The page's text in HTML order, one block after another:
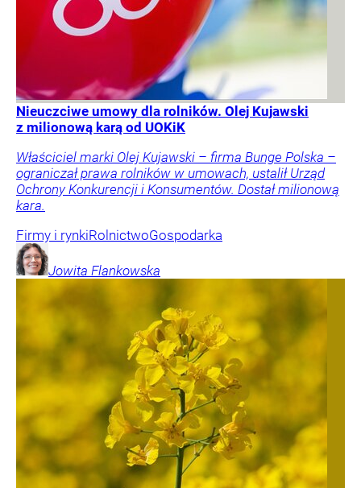
Nieuczciwe umowy dla rolników. Olej Kujawski
z milionową karą od UOKiK
Właściciel marki Olej Kujawski – firma Bunge Polska –
ograniczał prawa rolników w umowach, ustalił Urząd
Ochrony Konkurencji i Konsumentów. Dostał milionową
kara.
Firmy i rynkiRolnictwoGospodarka
Jowita Flankowska